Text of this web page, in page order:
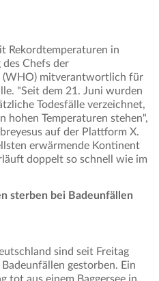
Rekordtemperaturen in
des Chefs der
(WHO) mitverantwortlich für
"Seit dem 21. Juni wurden
Todesfälle verzeichnet,
hohen Temperaturen stehen",
auf der Plattform X.
erwärmende Kontinent
doppelt so schnell wie im
sterben bei Badeunfällen
sind seit Freitag
gestorben. Ein